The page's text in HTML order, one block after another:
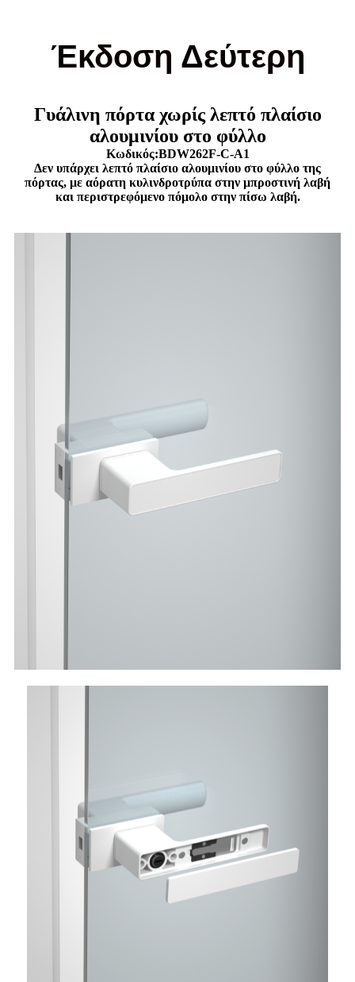
Έκδοση Δεύτερη
Γυάλινη πόρτα χωρίς λεπτό πλαίσιο
αλουμινίου στο φύλλο
Κωδικός:BDW262F-C-A1
Δεν υπάρχει λεπτό πλαίσιο αλουμινίου στο φύλλο της
πόρτας, με αόρατη κυλινδροτρύπα στην μπροστινή λαβή
και περιστρεφόμενο πόμολο στην πίσω λαβή.